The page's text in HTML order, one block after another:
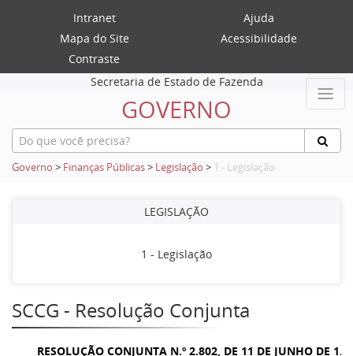
Intranet
Ajuda
Mapa do Site
Acessibilidade
Contraste
Secretaria de Estado de Fazenda
GOVERNO
Governo > Finanças Públicas> Legislação > 1 - Legislação
LEGISLAÇÃO
1 - Legislação
SCCG - Resolução Conjunta
RESOLUÇÃO CONJUNTA N.º 2.802, DE 11 DE JUNHO DE